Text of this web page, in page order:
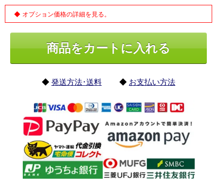
◆ オプション価格の詳細を見る。
◆ 発送方法･送料 ◆ お支払い方法